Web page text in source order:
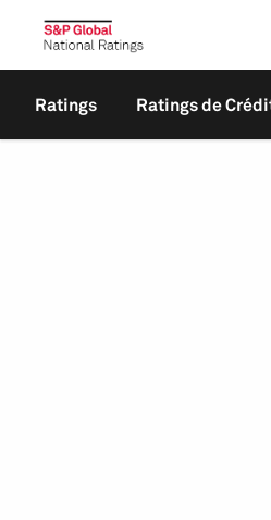
Ratings Ratings de